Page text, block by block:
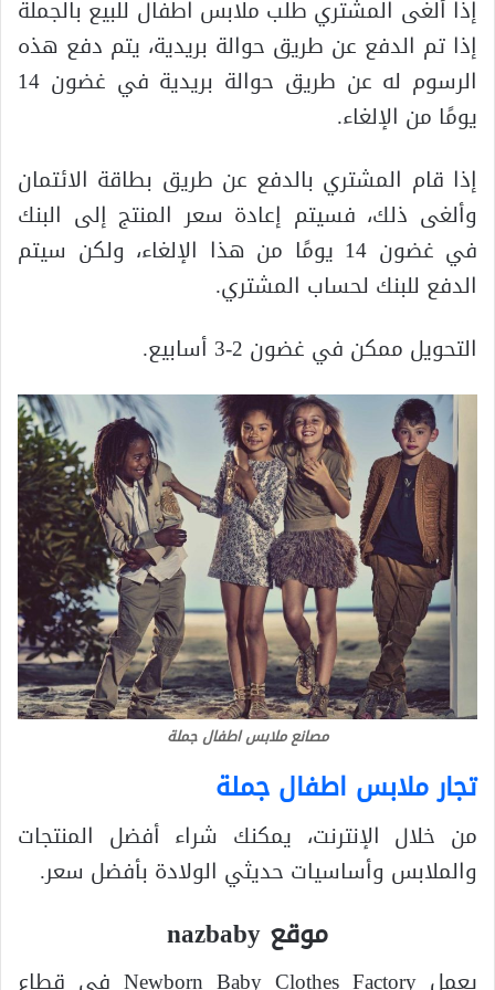
إذا ألغى المشتري طلب ملابس اطفال للبيع بالجملة
إذا تم الدفع عن طريق حوالة بريدية، يتم دفع هذه
الرسوم له عن طريق حوالة بريدية في غضون 14
يومًا من الإلغاء.
إذا قام المشتري بالدفع عن طريق بطاقة الائتمان
وألغى ذلك، فسيتم إعادة سعر المنتج إلى البنك
في غضون 14 يومًا من هذا الإلغاء، ولكن سيتم
الدفع للبنك لحساب المشتري.
التحويل ممكن في غضون 2-3 أسابيع.
مصانع ملابس اطفال جملة
تجار ملابس اطفال جملة
من خلال الإنترنت، يمكنك شراء أفضل المنتجات
والملابس وأساسيات حديثي الولادة بأفضل سعر.
موقع nazbaby